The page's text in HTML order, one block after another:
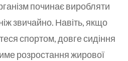
починає виробляти
звичайно. Навіть, якщо
спортом, довге сидіння
розростання жирової